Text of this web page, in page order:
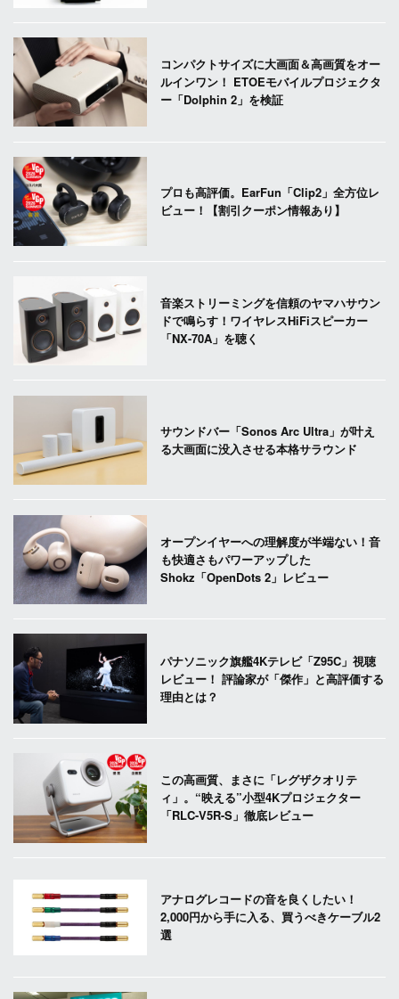
コンパクトサイズに大画面＆高画質をオー
ルインワン！ ETOEモバイルプロジェクタ
ー「Dolphin 2」を検証
プロも高評価。EarFun「Clip2」全方位レ
ビュー！【割引クーポン情報あり】
音楽ストリーミングを信頼のヤマハサウン
ドで鳴らす！ワイヤレスHiFiスピーカー
「NX-70A」を聴く
サウンドバー「Sonos Arc Ultra」が叶え
る大画面に没入させる本格サラウンド
オープンイヤーへの理解度が半端ない！音
も快適さもパワーアップした
Shokz「OpenDots 2」レビュー
パナソニック旗艦4Kテレビ「Z95C」視聴
レビュー！ 評論家が「傑作」と高評価する
理由とは？
この高画質、まさに「レグザクオリテ
ィ」。“映える”小型4Kプロジェクター
「RLC-V5R-S」徹底レビュー
アナログレコードの音を良くしたい！
2,000円から手に入る、買うべきケーブル2
選